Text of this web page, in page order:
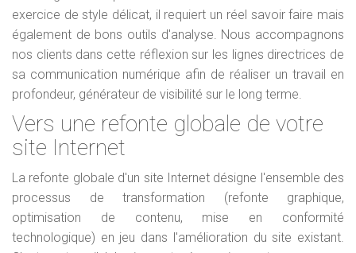
exercice de style délicat, il requiert un réel savoir faire mais
également de bons outils d'analyse. Nous accompagnons
nos clients dans cette réflexion sur les lignes directrices de
sa communication numérique afin de réaliser un travail en
profondeur, générateur de visibilité sur le long terme.
Vers une refonte globale de votre
site Internet
La refonte globale d'un site Internet désigne l'ensemble des
processus de transformation (refonte graphique,
optimisation de contenu, mise en conformité
technologique) en jeu dans l'amélioration du site existant.